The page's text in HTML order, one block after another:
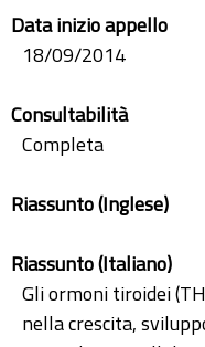
Data inizio appello
18/09/2014
Consultabilità
Completa
Riassunto (Inglese)
Riassunto (Italiano)
Gli ormoni tiroidei
nella crescita,